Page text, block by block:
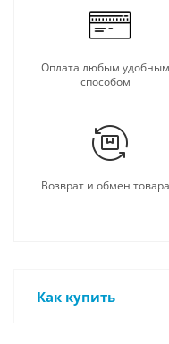
Оплата любым удобным
способом
Возврат и обмен товара
Как купить